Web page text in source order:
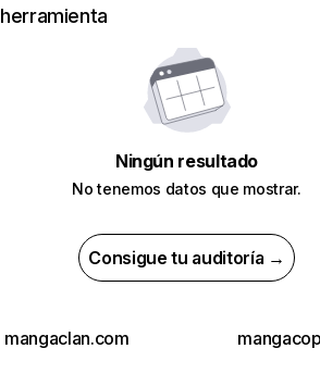
herramienta
Ningún resultado
No tenemos datos que mostrar.
Consigue tu auditoría →
mangaclan.com